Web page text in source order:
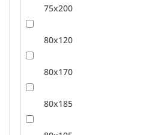
75x200
80x120
80x170
80x185